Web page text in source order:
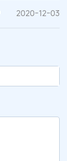
2020-12-03